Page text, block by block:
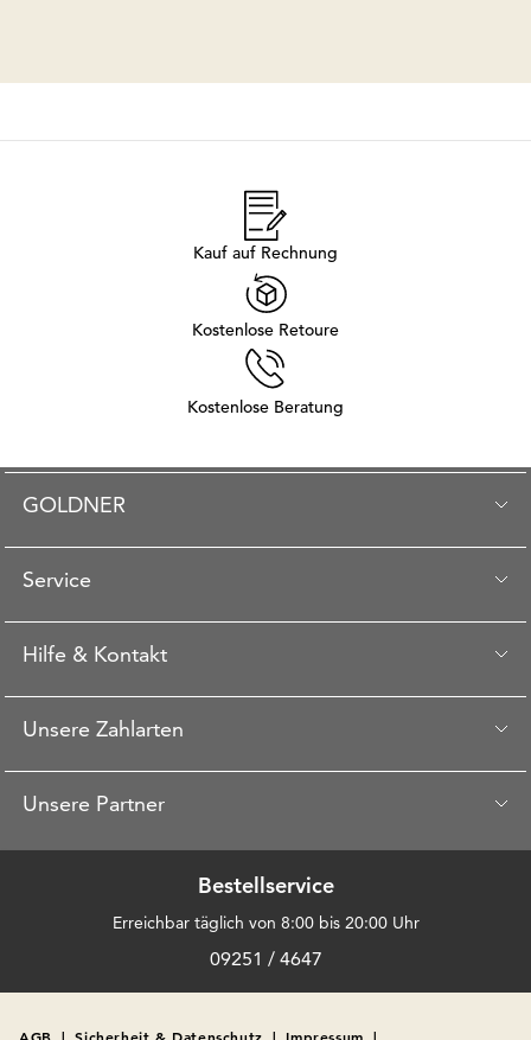
Kauf auf Rechnung
Kostenlose Retoure
Kostenlose Beratung
GOLDNER
Service
Hilfe & Kontakt
Unsere Zahlarten
Unsere Partner
Bestellservice
Erreichbar täglich von 8:00 bis 20:00 Uhr
09251 / 4647
AGB | Sicherheit & Datenschutz | Impressum |